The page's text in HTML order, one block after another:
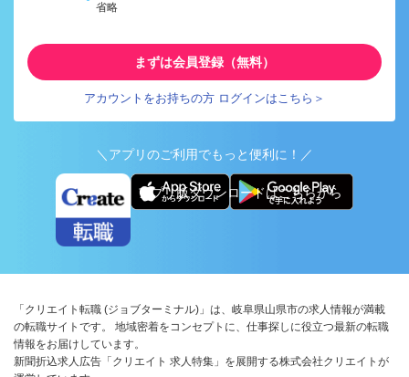
省略
まずは会員登録（無料）
アカウントをお持ちの方 ログインはこちら＞
＼アプリのご利用でもっと便利に！／
アプリ版ダウンロードはこちらから
「クリエイト転職 (ジョブターミナル)」は、岐阜県山県市の求人情報が満載
の転職サイトです。 地域密着をコンセプトに、仕事探しに役立つ最新の転職
情報をお届けしています。
新聞折込求人広告「クリエイト 求人特集」を展開する株式会社クリエイトが